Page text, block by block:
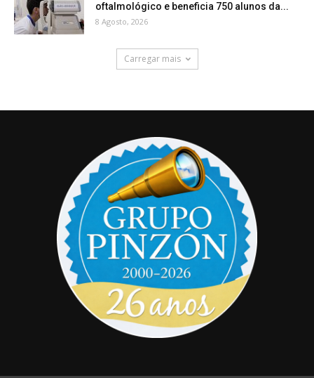
oftalmológico e beneficia 750 alunos da...
8 Agosto, 2026
Carregar mais